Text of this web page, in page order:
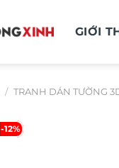
GIỚI
/ TRANH DÁN TƯỜNG
-12%